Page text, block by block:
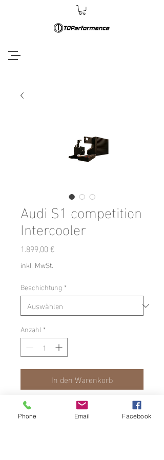
Audi S1 competition
Intercooler
1.899,00 €Preis
inkl. MwSt.
Beschichtung *
Anzahl *
In den Warenkorb
Upgrade Ladeluftkühler Kit für den
Audi S1 8X
Phone Email Facebook